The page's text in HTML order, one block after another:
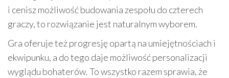
i cenisz możliwość budowania zespołu do czterech
graczy, to rozwiązanie jest naturalnym wyborem.
Gra oferuje też progresję opartą na umiejętnościach i
ekwipunku, a do tego daje możliwość personalizacji
wyglądu bohaterów. To wszystko razem sprawia, że